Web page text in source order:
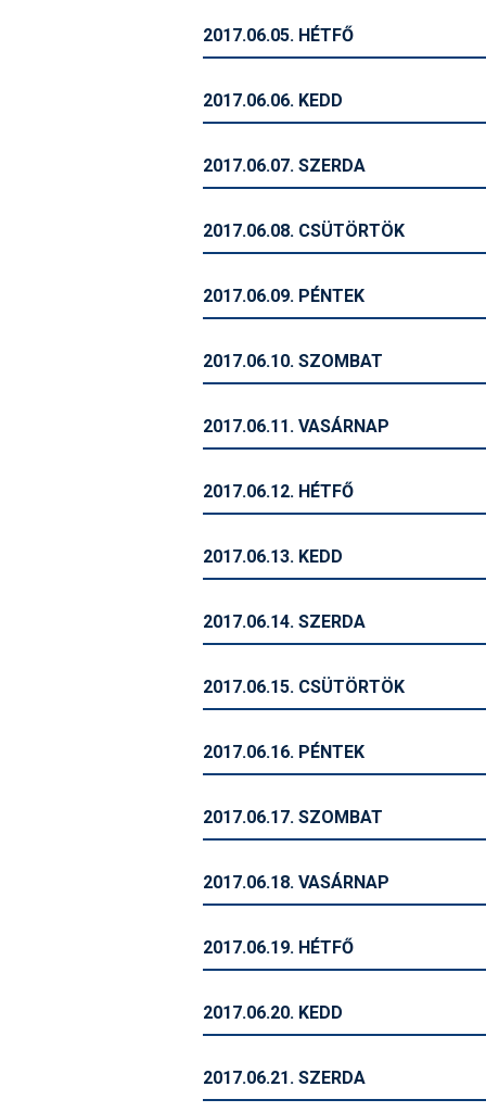
2017.06.05. HÉTFŐ
2017.06.06. KEDD
2017.06.07. SZERDA
2017.06.08. CSÜTÖRTÖK
2017.06.09. PÉNTEK
2017.06.10. SZOMBAT
2017.06.11. VASÁRNAP
2017.06.12. HÉTFŐ
2017.06.13. KEDD
2017.06.14. SZERDA
2017.06.15. CSÜTÖRTÖK
2017.06.16. PÉNTEK
2017.06.17. SZOMBAT
2017.06.18. VASÁRNAP
2017.06.19. HÉTFŐ
2017.06.20. KEDD
2017.06.21. SZERDA